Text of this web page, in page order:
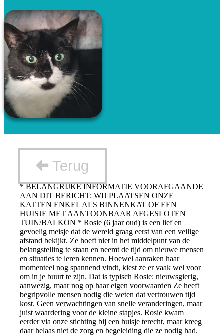
Terug
* BELANGRIJKE INFORMATIE VOORAFGAANDE
AAN DIT BERICHT: WIJ PLAATSEN ONZE
KATTEN ENKEL ALS BINNENKAT OF EEN
HUISJE MET AANTOONBAAR AFGESLOTEN
TUIN/BALKON * Rosie (6 jaar oud) is een lief en
gevoelig meisje dat de wereld graag eerst van een veilige
afstand bekijkt. Ze hoeft niet in het middelpunt van de
belangstelling te staan en neemt de tijd om nieuwe mensen
en situaties te leren kennen. Hoewel aanraken haar
momenteel nog spannend vindt, kiest ze er vaak wel voor
om in je buurt te zijn. Dat is typisch Rosie: nieuwsgierig,
aanwezig, maar nog op haar eigen voorwaarden Ze heeft
begripvolle mensen nodig die weten dat vertrouwen tijd
kost. Geen verwachtingen van snelle veranderingen, maar
juist waardering voor de kleine stapjes. Rosie kwam
eerder via onze stichting bij een huisje terecht, maar kreeg
daar helaas niet de zorg en begeleiding die ze nodig had.